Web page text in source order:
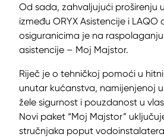
Od sada, zahvaljujući proširenju
između ORYX Asistencije i LAQO
osiguranicima je na
asistencije – Moj Majstor.
Riječ je o tehničkoj pomoći u
unutar kućanstva, namijenjenoj
žele sigurnost i pouzdanost u
Novi paket “Moj Majstor”
stručnjaka poput